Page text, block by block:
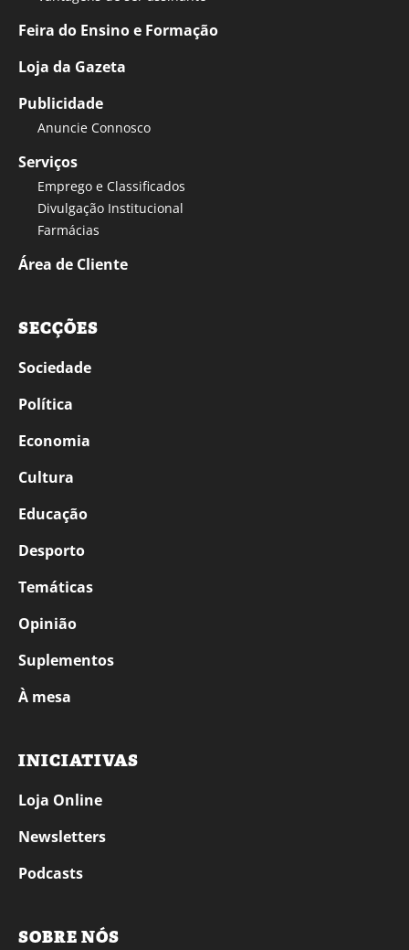
Feira do Ensino e Formação
Loja da Gazeta
Publicidade
Anuncie Connosco
Serviços
Emprego e Classificados
Divulgação Institucional
Farmácias
Área de Cliente
SECÇÕES
Sociedade
Política
Economia
Cultura
Educação
Desporto
Temáticas
Opinião
Suplementos
À mesa
INICIATIVAS
Loja Online
Newsletters
Podcasts
SOBRE NÓS